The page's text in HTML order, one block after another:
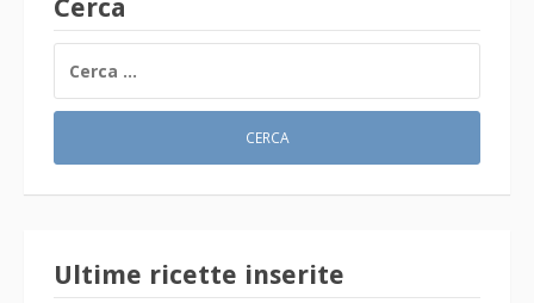
Cerca
PER:
Ultime ricette inserite